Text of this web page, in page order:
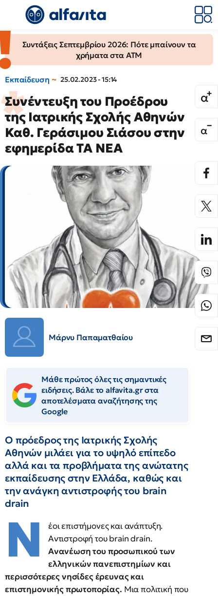
Συντάξεις Σεπτεμβρίου 2026: Πότε μπαίνουν τα
χρήματα στα ΑΤΜ
Εκπαίδευση 25.02.2023 - 15:14
Συνέντευξη του Προέδρου
της Ιατρικής Σχολής Αθηνών
Καθ. Γεράσιμου Σιάσου στην
εφημερίδα ΤΑ ΝΕΑ
Μάρνυ Παπαματθαίου
Μάθε πρώτος όλες τις σημαντικές
ειδήσεις. Βάλε το alfavita.gr στα
αποτελέσματα αναζήτησης της
Google
Ο πρόεδρος της Ιατρικής Σχολής
Αθηνών μιλάει για το υψηλό επίπεδο
αλλά και τα προβλήματα της ανώτατης
εκπαίδευσης στην Ελλάδα, καθώς και
την ανάγκη αντιστροφής του brain
drain
Ν
έοι επιστήμονες και ανάπτυξη.
Αντιστροφή του brain drain.
Ανανέωση του προσωπικού των
ελληνικών πανεπιστημίων και
περισσότερες νησίδες έρευνας και
επιστημονικής πρωτοπορίας. Μια πολιτική που